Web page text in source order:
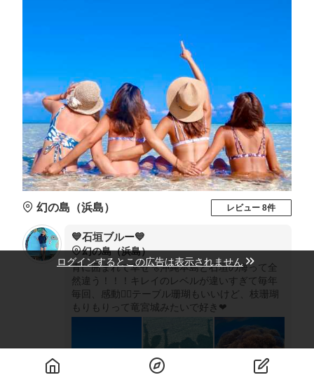
幻の島（浜島） レビュー 8件
💙石垣ブルー💙
幻の島（浜島）
青に囲まれて幸せ🫧沖縄本島と石垣の海って全
然違う！！！キレイのレベルが違いすぎて毎年
毎回、感動😮‍💨テーブル珊瑚もいいけど、枝珊瑚
もりもりって竜宮城みたいで好き❤︎
ログインするとこの広告は表示されません